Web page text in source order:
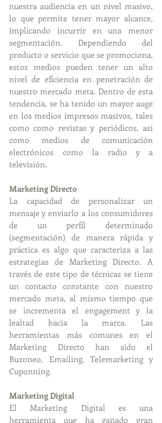
nuestra audiencia en un nivel masivo,
lo que permite tener mayor alcance,
implicando incurrir en una menor
segmentación. Dependiendo del
producto o servicio que se promociona,
estos medios pueden tener un alto
nivel de eficiencia en penetración de
nuestro mercado meta. Dentro de esta
tendencia, se ha tenido un mayor auge
en los medios impresos masivos, tales
como como revistas y periódicos, así
como medios de comunicación
electrónicos como la radio y a
televisión.
Marketing Directo
La capacidad de personalizar un
mensaje y enviarlo a los consumidores
de un perfil determinado
(segmentación) de manera rápida y
práctica es algo que caracteriza a las
estrategias de Marketing Directo. A
través de este tipo de técnicas se tiene
un contacto constante con nuestro
mercado meta, al mismo tiempo que
se incrementa el engagement y la
lealtad hacia la marca. Las
herramientas más comunes en el
Marketing Directo han sido el
Buzoneo, Emailing, Telemarketing y
Cuponning.
Marketing Digital
El Marketing Digital es una
herramienta que ha ganado gran